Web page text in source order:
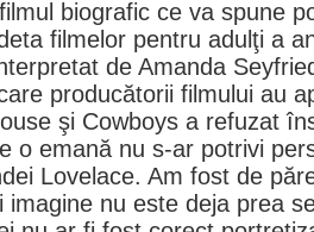
filmul
biografic ce va spune
filmelor pentru adulţi a
de Amanda
producătorii filmului au
şi Cowboys a refuzat
o emană nu s-ar potrivi
Lovelace. Am fost de
imagine nu este deja prea